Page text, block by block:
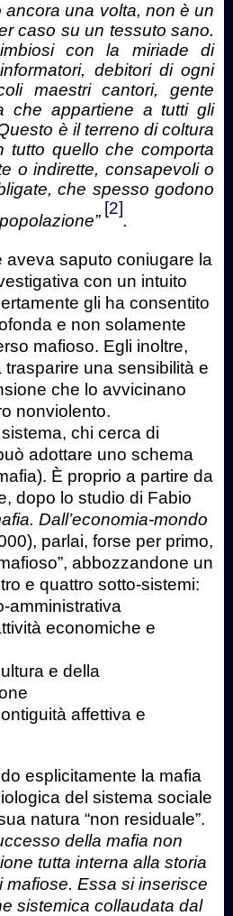
ancora una volta, non è un
caso su un tessuto sano.
con la miriade di
debitori di ogni
maestri cantori, gente
che appartiene a tutti gli
è il terreno di coltura
tutto quello che comporta
o indirette, consapevoli o
che spesso godono
[2]
.
aveva saputo coniugare la
con un intuito
gli ha consentito
e non solamente
mafioso. Egli inoltre,
una sensibilità e
che lo avvicinano
nonviolento.
chi cerca di
adottare uno schema
È proprio a partire da
dopo lo studio di Fabio
Dall’economia-mondo
parlai, forse per primo,
abbozzandone un
e quattro sotto-sistemi:
amministrativa
economiche e
e della
affettiva e
esplicitamente la mafia
del sistema sociale
natura “non residuale”.
della mafia non
tutta interna alla storia
Essa si inserisce
sistemica collaudata dal